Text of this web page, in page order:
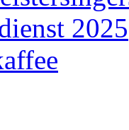
2025